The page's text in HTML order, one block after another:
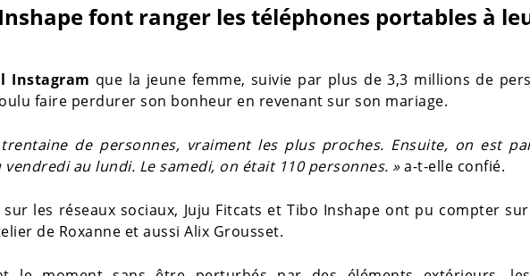
font ranger les téléphones portables à
Instagram que la jeune femme, suivie par plus de 3,3 millions de
faire perdurer son bonheur en revenant sur son mariage.
de personnes, vraiment les plus proches. Ensuite, on est
au lundi. Le samedi, on était 110 personnes. »a-t-elle confié.
les réseaux sociaux, Juju Fitcats et Tibo Inshape ont pu compter
de Roxanne et aussi Alix Grousset.